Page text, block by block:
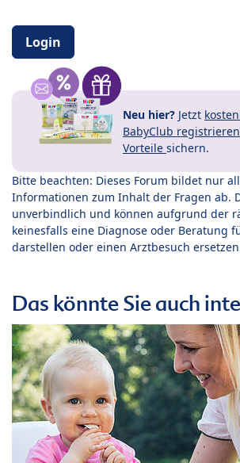
Login
Neu hier? Jetzt
BabyClub registrieren
Vorteile sichern.
Bitte beachten: Dieses Forum bildet nur
Informationen zum Inhalt der Fragen ab.
unverbindlich und können aufgrund der
keinesfalls eine Diagnose oder Beratung
darstellen oder einen Arztbesuch
Das könnte Sie auch